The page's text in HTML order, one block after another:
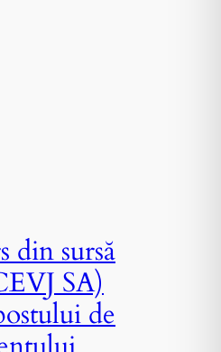
din sursă
SA)
de